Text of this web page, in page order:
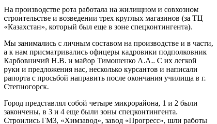
На производстве рота работала на жилищном и совхозном
строительстве и возведении трех круглых магазинов (за ТЦ
«Казахстан», который был еще в зоне спецконтингента).
Мы занимались с личным составом на производстве и в части,
а к нам присматривались офицеры кадровики подполковник
Карбовничий Н.В. и майор Тимошенко А.А.. С их легкой
руки и предложения нас, несколько курсантов и написали
рапорта с просьбой направить после окончания училища в г.
Степногорск.
Город представлял собой четыре микрорайона, 1 и 2 были
закончены, в 3 и 4 еще были зоны спецконтингента.
Строились ГМЗ, «Химзавод», завод «Прогресс», шли работы